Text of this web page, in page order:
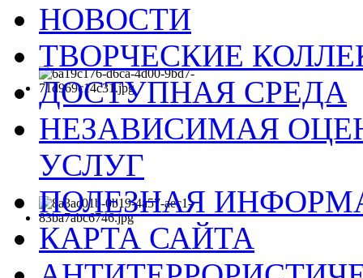
НОВОСТИ
ТВОРЧЕСКИЕ
ДОСТУПНАЯ СРЕДА
НЕЗАВИСИМАЯ
УСЛУГ
ПОЛЕЗНАЯ
КАРТА САЙТА